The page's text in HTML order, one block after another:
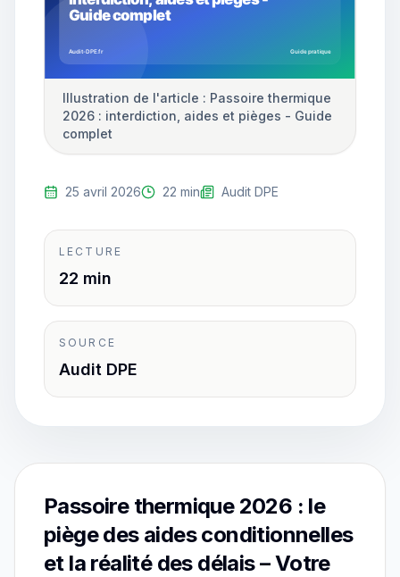
Illustration de l'article : Passoire thermique
2026 : interdiction, aides et pièges - Guide
complet
25 avril 2026 22 min Audit DPE
LECTURE
22 min
SOURCE
Audit DPE
Passoire thermique 2026 : le
piège des aides conditionnelles
et la réalité des délais – Votre